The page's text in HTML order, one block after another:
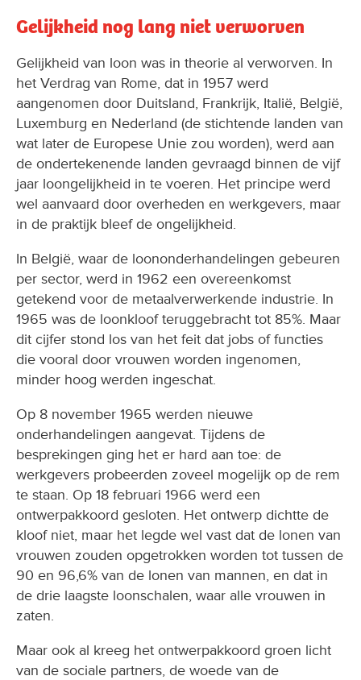
Gelijkheid nog lang niet verworven
Gelijkheid van loon was in theorie al verworven. In
het Verdrag van Rome, dat in 1957 werd
aangenomen door Duitsland, Frankrijk, Italië, België,
Luxemburg en Nederland (de stichtende landen van
wat later de Europese Unie zou worden), werd aan
de ondertekenende landen gevraagd binnen de vijf
jaar loongelijkheid in te voeren. Het principe werd
wel aanvaard door overheden en werkgevers, maar
in de praktijk bleef de ongelijkheid.
In België, waar de loononderhandelingen gebeuren
per sector, werd in 1962 een overeenkomst
getekend voor de metaalverwerkende industrie. In
1965 was de loonkloof teruggebracht tot 85%. Maar
dit cijfer stond los van het feit dat jobs of functies
die vooral door vrouwen worden ingenomen,
minder hoog werden ingeschat.
Op 8 november 1965 werden nieuwe
onderhandelingen aangevat. Tijdens de
besprekingen ging het er hard aan toe: de
werkgevers probeerden zoveel mogelijk op de rem
te staan. Op 18 februari 1966 werd een
ontwerpakkoord gesloten. Het ontwerp dichtte de
kloof niet, maar het legde wel vast dat de lonen van
vrouwen zouden opgetrokken worden tot tussen de
90 en 96,6% van de lonen van mannen, en dat in
de drie laagste loonschalen, waar alle vrouwen in
zaten.
Maar ook al kreeg het ontwerpakkoord groen licht
van de sociale partners, de woede van de